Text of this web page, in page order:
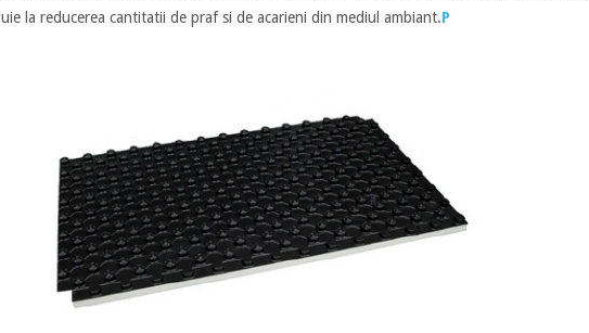
la reducerea cantitatii de praf si de acarieni din mediul ambiant.P